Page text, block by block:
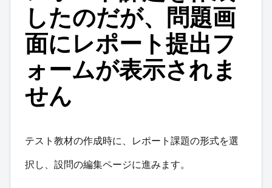
したのだが、問題画
面にレポート提出フ
ォームが表示されま
せん
テスト教材の作成時に、レポート課題の形式を選
択し、設問の編集ページに進みます。